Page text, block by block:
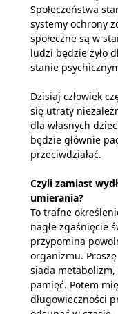
Społeczeństwa
systemy ochrony
społeczne są w
ludzi będzie żyło
stanie
Dzisiaj człowiek
się utraty
dla własnych
będzie głównie
przeciwdziałać.
Czyli zamiast
umierania?
To trafne
nagłe zgaśnięcie
przypomina
organizmu.
siada metabolizm,
pamięć. Potem
długowieczności